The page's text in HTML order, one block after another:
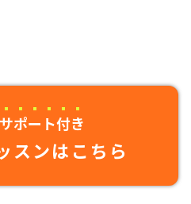
ポート付き
スンはこちら